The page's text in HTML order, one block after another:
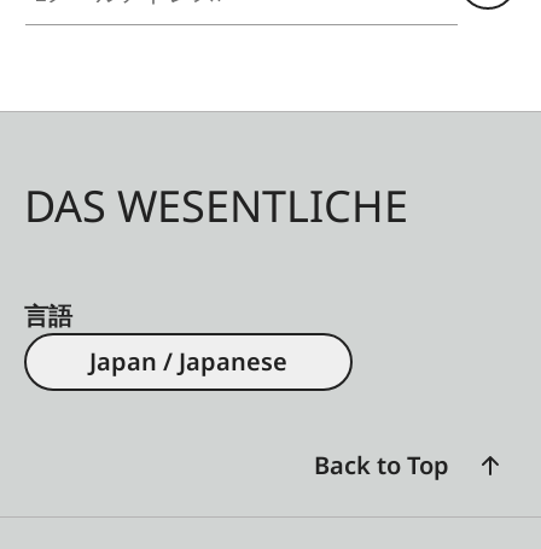
DAS WESENTLICHE
言語
Japan / Japanese
Back to Top